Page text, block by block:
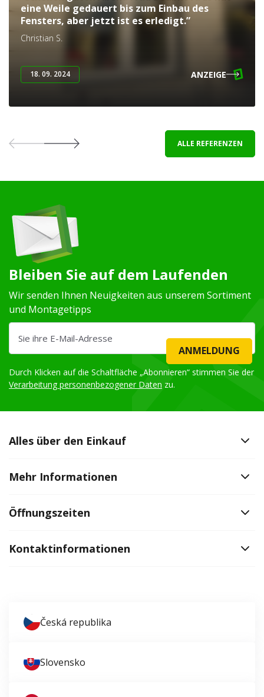
eine Weile gedauert bis zum Einbau des
Fensters, aber jetzt ist es erledigt.”
Christian S.
18. 09. 2024 ANZEIGE
ALLE REFERENZEN
Bleiben Sie auf dem Laufenden
Wir senden Ihnen Neuigkeiten aus unserem Sortiment
und Montagetipps
ANMELDUNG
Durch Klicken auf die Schaltfläche „Abonnieren“ stimmen Sie der
Verarbeitung personenbezogener Daten zu.
Alles über den Einkauf
Mehr Informationen
Öffnungszeiten
Kontaktinformationen
Česká republika
Slovensko